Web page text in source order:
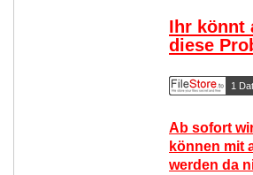
Ihr könnt
diese
1
Ab sofort
können mit
werden da